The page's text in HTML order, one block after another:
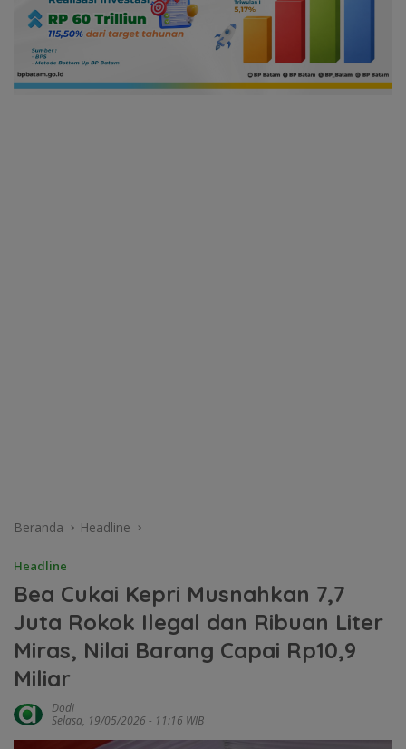
Beranda Headline
Headline
Bea Cukai Kepri Musnahkan 7,7
Juta Rokok Ilegal dan Ribuan Liter
Miras, Nilai Barang Capai Rp10,9
Miliar
Dodi
Selasa, 19/05/2026 - 11:16 WIB